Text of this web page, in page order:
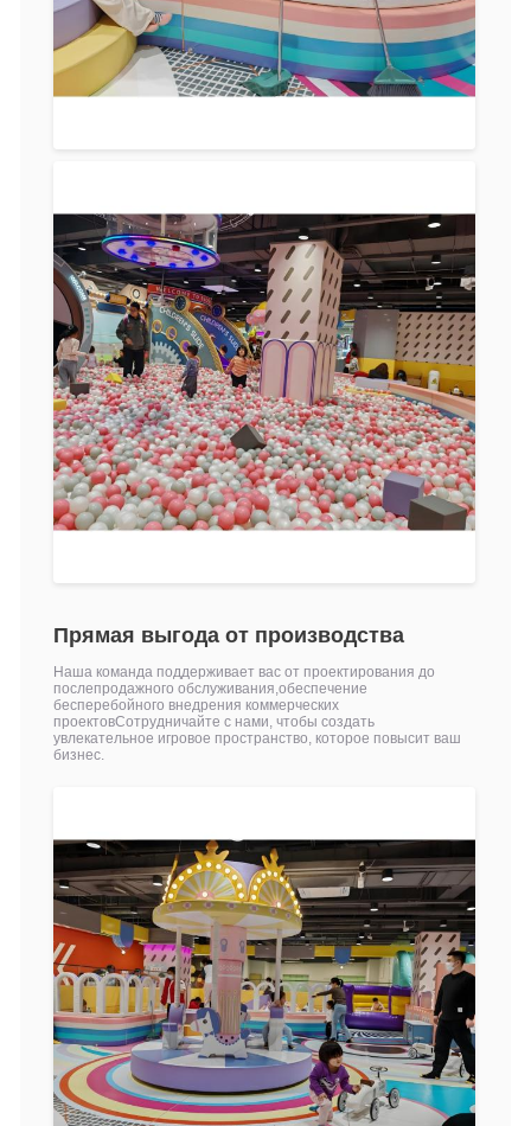
Прямая выгода от производства
Наша команда поддерживает вас от проектирования до
послепродажного обслуживания,обеспечение
бесперебойного внедрения коммерческих
проектовСотрудничайте с нами, чтобы создать
увлекательное игровое пространство, которое повысит ваш
бизнес.